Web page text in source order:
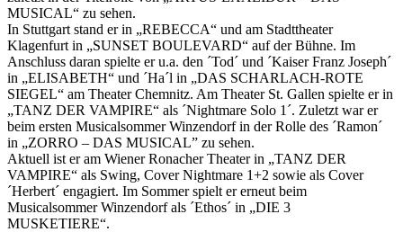
MUSICAL“ zu sehen.
In Stuttgart stand er in „REBECCA“ und am Stadttheater
Klagenfurt in „SUNSET BOULEVARD“ auf der Bühne. Im
Anschluss daran spielte er u.a. den ´Tod´ und ´Kaiser Franz Joseph´
in „ELISABETH“ und ´Ha´l in „DAS SCHARLACH-ROTE
SIEGEL“ am Theater Chemnitz. Am Theater St. Gallen spielte er in
„TANZ DER VAMPIRE“ als ´Nightmare Solo 1´. Zuletzt war er
beim ersten Musicalsommer Winzendorf in der Rolle des ´Ramon´
in „ZORRO – DAS MUSICAL” zu sehen.
Aktuell ist er am Wiener Ronacher Theater in „TANZ DER
VAMPIRE“ als Swing, Cover Nightmare 1+2 sowie als Cover
´Herbert´ engagiert. Im Sommer spielt er erneut beim
Musicalsommer Winzendorf als ´Ethos´ in „DIE 3
MUSKETIERE“.